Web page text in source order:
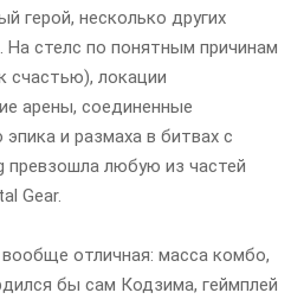
герой, несколько других
На стелс по понятным причинам
счастью), локации
арены, соединенные
и размаха в битвах с
превзошла любую из частей
Gear.
отличная: масса комбо,
бы сам Кодзима, геймплей